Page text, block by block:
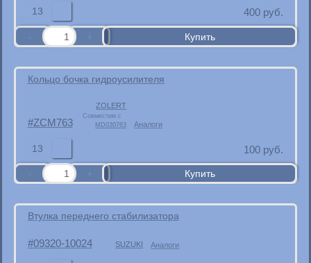
13 400 руб.
Кольцо бочка гидроусилителя
ZCM763
ZOLERT
Совместим с
MD030763
Аналоги
13 100 руб.
Втулка переднего стабилизатора
09320-10024 SUZUKI Аналоги